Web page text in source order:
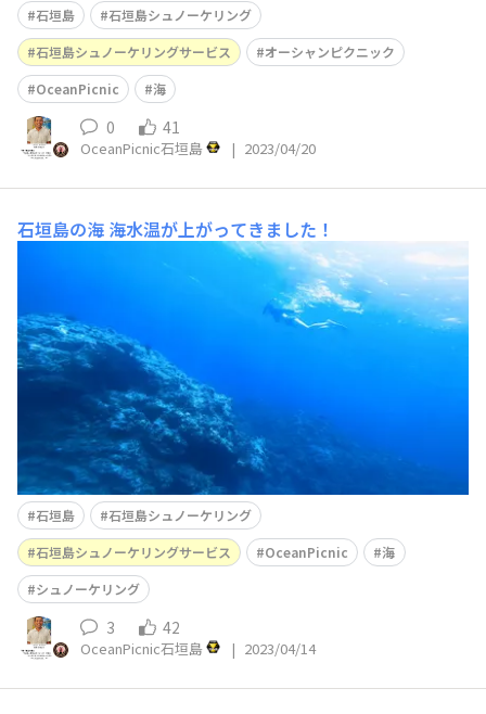
石垣島
石垣島シュノーケリング
石垣島シュノーケリングサービス
オーシャンピクニック
OceanPicnic
海
0 41
OceanPicnic石垣島 | 2023/04/20
石垣島の海 海水温が上がってきました！
石垣島
石垣島シュノーケリング
石垣島シュノーケリングサービス
OceanPicnic
海
シュノーケリング
3 42
OceanPicnic石垣島 | 2023/04/14